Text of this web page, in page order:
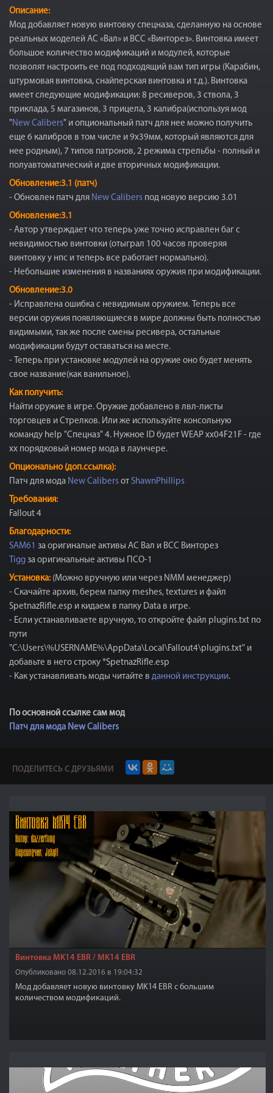
Описание:
Мод добавляет новую винтовку спецназа, сделанную на основе
реальных моделей АС «Вал» и ВСС «Винторез». Винтовка имеет
большое количество модификаций и модулей, которые
позволят настроить ее под подходящий вам тип игры (Карабин,
штурмовая винтовка, снайперская винтовка и т.д.). Винтовка
имеет следующие модификации: 8 ресиверов, 3 ствола, 3
приклада, 5 магазинов, 3 прицела, 3 калибра(используя мод
"New Calibers" и опциональный патч для нее можно получить
еще 6 калибров в том числе и 9х39мм, который являются для
нее родным), 7 типов патронов, 2 режима стрельбы - полный и
полуавтоматический и две вторичных модификации.
Обновление:3.1 (патч)
- Обновлен патч для New Calibers под новую версию 3.01
Обновление:3.1
- Автор утверждает что теперь уже точно исправлен баг с
невидимостью винтовки (отыграл 100 часов проверяя
винтовку у нпс и теперь все работает нормально).
- Небольшие изменения в названиях оружия при модификации.
Обновление:3.0
- Исправлена ошибка с невидимым оружием. Теперь все
версии оружия появляющиеся в мире должны быть полностью
видимыми, так же после смены ресивера, остальные
модификации будут оставаться на месте.
- Теперь при установке модулей на оружие оно будет менять
свое название(как ванильное).
Как получить:
Найти оружие в игре. Оружие добавлено в лвл-листы
торговцев и Стрелков. Или же используйте консольную
команду help "Спецназ" 4. Нужное ID будет WEAP xx04F21F - где
хх порядковый номер мода в лаунчере.
Опционально (доп.ссылка):
Патч для мода New Calibers от ShawnPhillips
Требования:
Fallout 4
Благодарности:
SAM61 за оригиналые активы АС Вал и ВСС Винторез
Tigg за оригинальные активы ПСО-1
Установка: (Можно вручную или через NMM менеджер)
- Скачайте архив, берем папку meshes, textures и файл
SpetnazRifle.esp и кидаем в папку Data в игре.
- Если устанавливаете вручную, то откройте файл plugins.txt по
пути
"C:\Users\%USERNAME%\AppData\Local\Fallout4\plugins.txt" и
добавьте в него строку *SpetnazRifle.esp
- Как устанавливать моды читайте в данной инструкции.
По основной ссылке сам мод
Патч для мода New Calibers
ПОДЕЛИТЕСЬ С ДРУЗЬЯМИ
Винтовка MK14 EBR / MK14 EBR
Опубликовано 08.12.2016 в 19:04:32
Мод добавляет новую винтовку MK14 EBR с большим
количеством модификаций.